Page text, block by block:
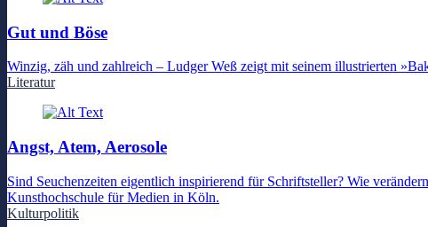
Gut und Böse
Winzig, zäh und zahlreich – Ludger Weß zeigt mit seinem illustrierten
Literatur
Angst, Atem, Aerosole
Sind Seuchenzeiten eigentlich inspirierend für Schriftsteller? Wie
Kunsthochschule für Medien in Köln.
Kulturpolitik